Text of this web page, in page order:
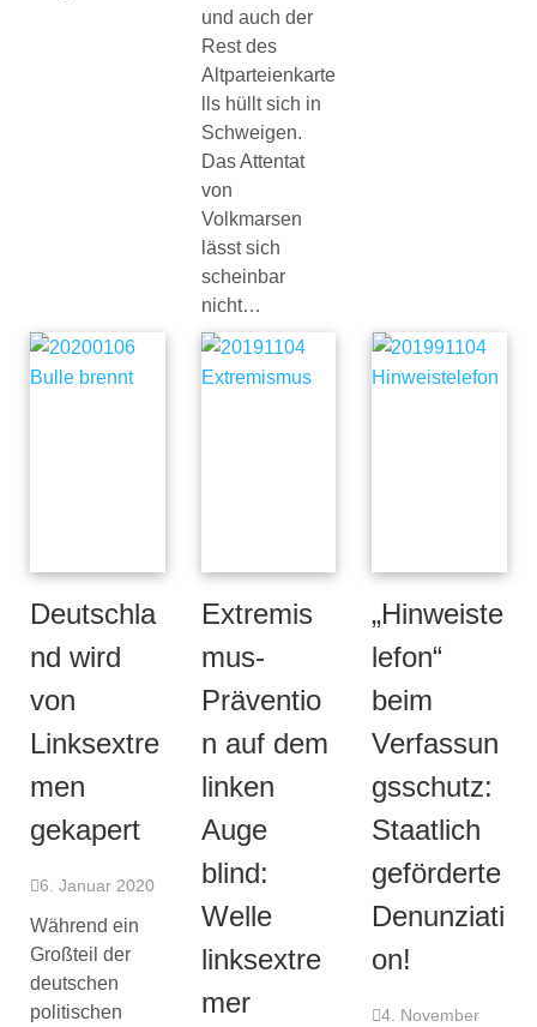
und auch der
Rest des
Altparteienkarte
lls hüllt sich in
Schweigen.
Das Attentat
von
Volkmarsen
lässt sich
scheinbar
nicht…
Deutschla
nd wird
von
Linksextre
men
gekapert
6. Januar 2020
Während ein
Großteil der
deutschen
politischen
Extremis
mus-
Präventio
n auf dem
linken
Auge
blind:
Welle
linksextre
mer
„Hinweiste
lefon“
beim
Verfassun
gsschutz:
Staatlich
geförderte
Denunziati
on!
4. November